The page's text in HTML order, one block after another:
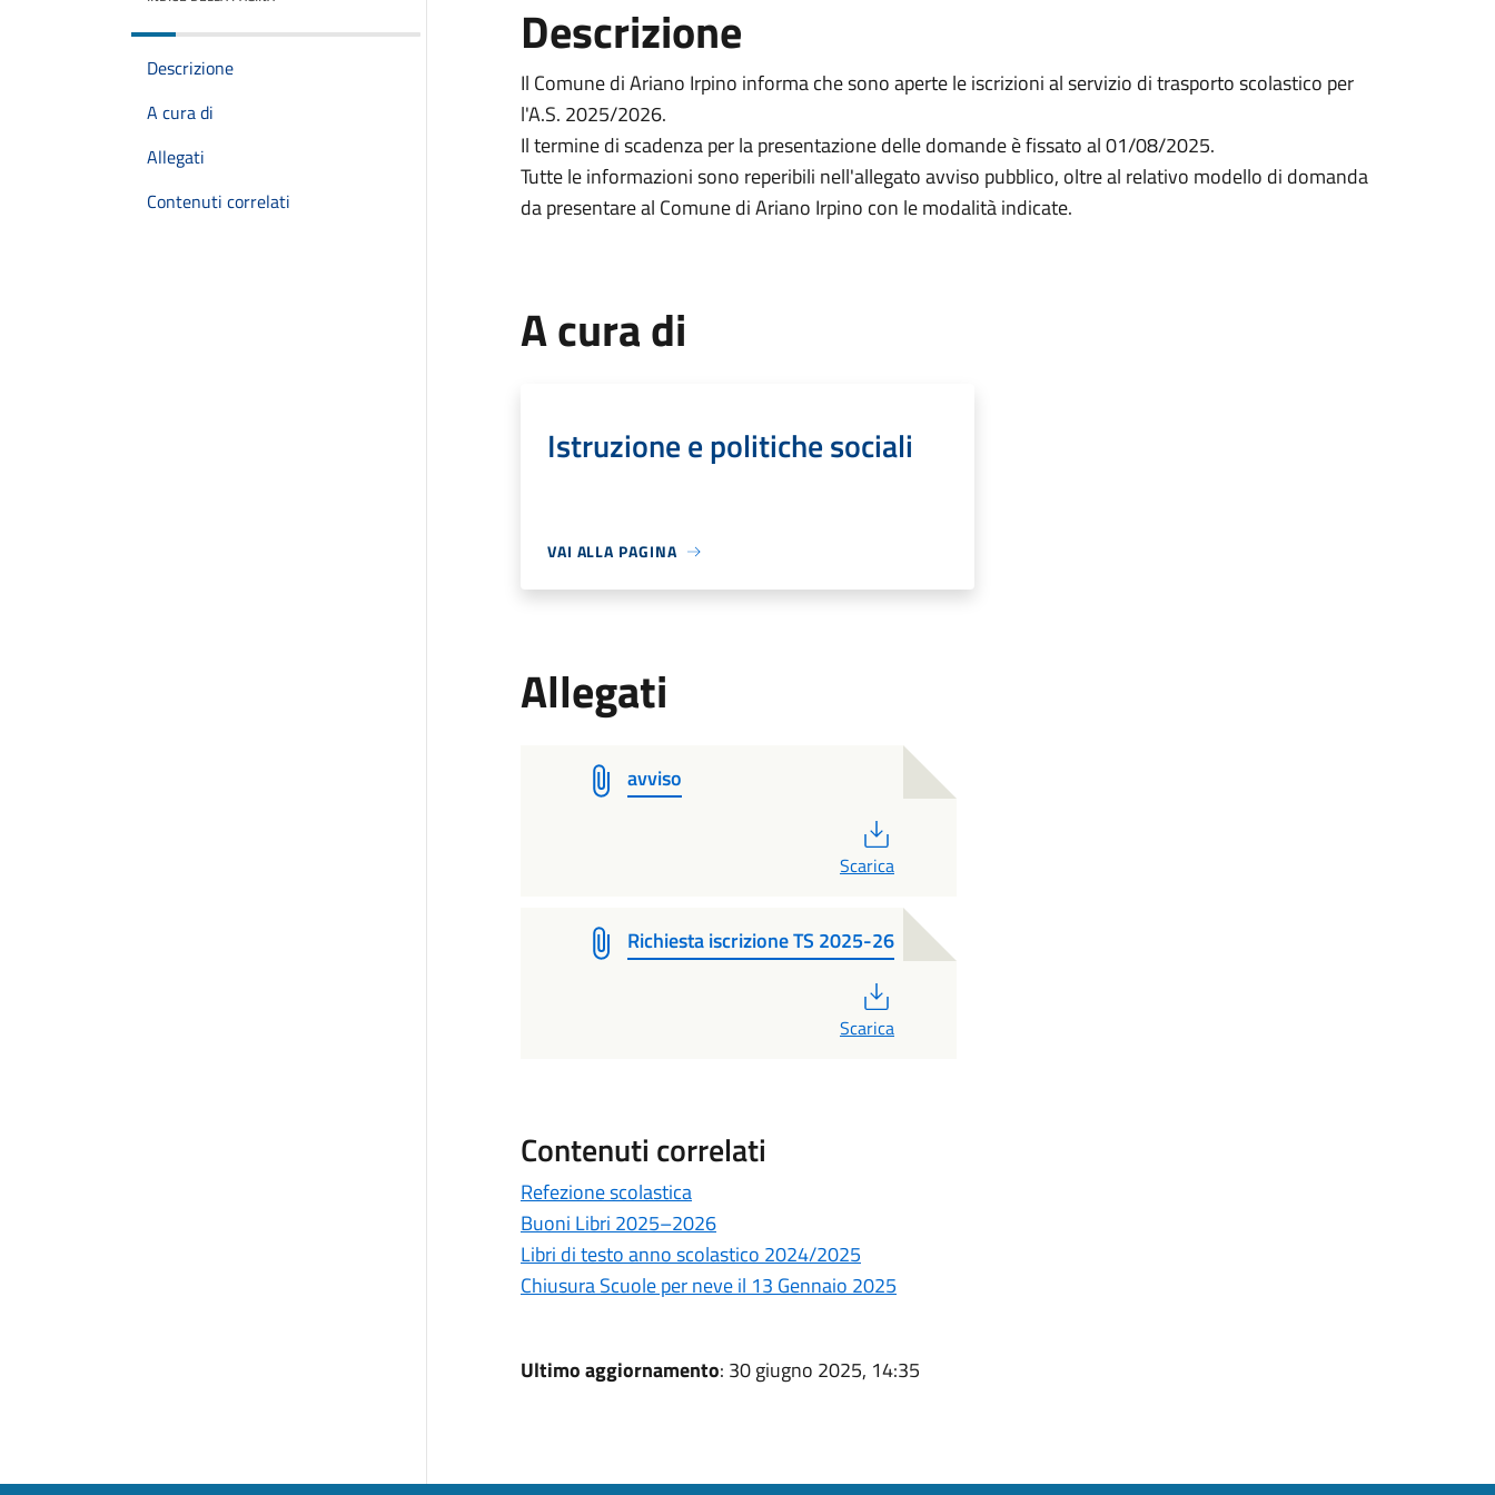
Descrizione
A cura di
Allegati
Contenuti correlati
Descrizione
Il Comune di Ariano Irpino informa che sono aperte le iscrizioni al servizio di trasporto scolastico per
l'A.S. 2025/2026.
Il termine di scadenza per la presentazione delle domande è fissato al 01/08/2025.
Tutte le informazioni sono reperibili nell'allegato avviso pubblico, oltre al relativo modello di domanda
da presentare al Comune di Ariano Irpino con le modalità indicate.
A cura di
Istruzione e politiche sociali
VAI ALLA PAGINA
Allegati
avviso
Scarica
Richiesta iscrizione TS 2025-26
Scarica
Contenuti correlati
Refezione scolastica
Buoni Libri 2025–2026
Libri di testo anno scolastico 2024/2025
Chiusura Scuole per neve il 13 Gennaio 2025
Ultimo aggiornamento: 30 giugno 2025, 14:35